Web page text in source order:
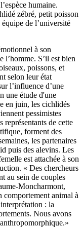
humaine.
zébré, petit poisson
de l’université
à son
l’homme. S’il est bien
poissons, et
selon leur état
l’influence d’une
une étude d'une
en juin, les cichlidés
pessimistes
représentants de cette
forment des
les partenaires
puis des alevins. Les
est attachée à son
« Des chercheurs
au sein de couples
Moncharmont,
comportement animal à
: la
Nous avons